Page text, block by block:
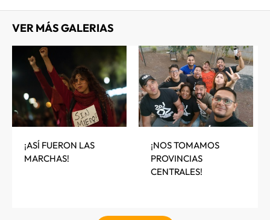
VER MÁS GALERIAS
¡ASÍ FUERON LAS
MARCHAS!
¡NOS TOMAMOS
PROVINCIAS
CENTRALES!